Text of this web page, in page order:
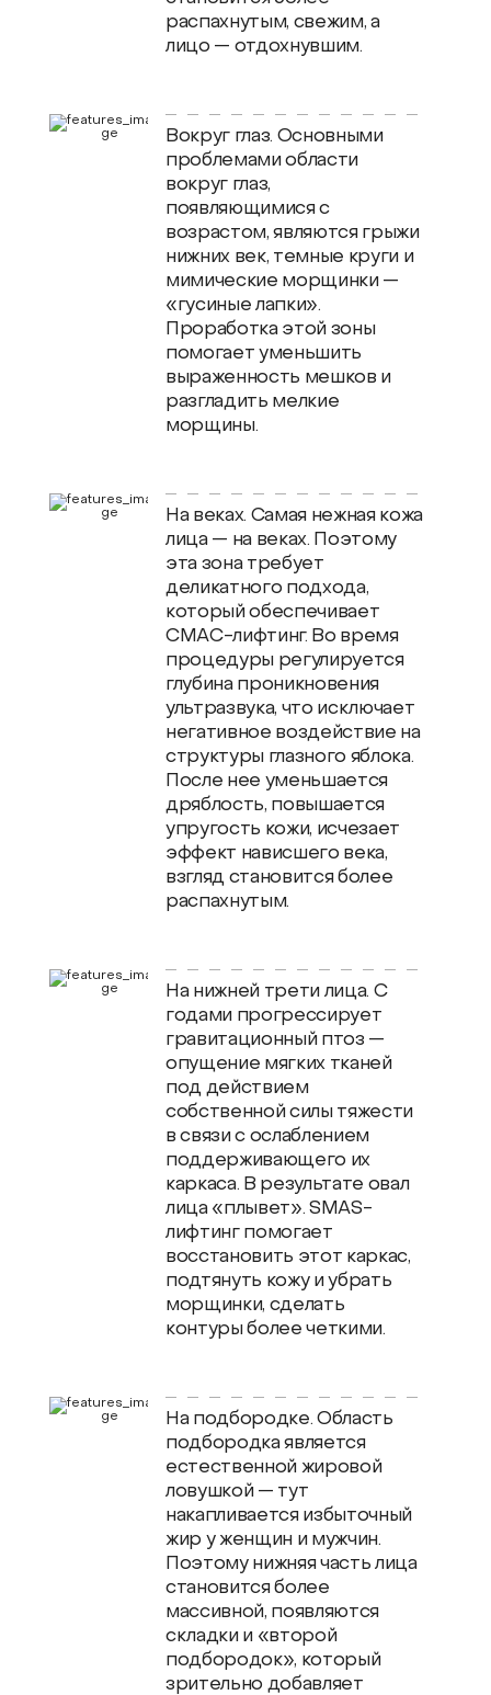
распахнутым, свежим, а
лицо — отдохнувшим.
Вокруг глаз. Основными
проблемами области
вокруг глаз,
появляющимися с
возрастом, являются грыжи
нижних век, темные круги и
мимические морщинки —
«гусиные лапки».
Проработка этой зоны
помогает уменьшить
выраженность мешков и
разгладить мелкие
морщины.
На веках. Самая нежная кожа
лица — на веках. Поэтому
эта зона требует
деликатного подхода,
который обеспечивает
СМАС-лифтинг. Во время
процедуры регулируется
глубина проникновения
ультразвука, что исключает
негативное воздействие на
структуры глазного яблока.
После нее уменьшается
дряблость, повышается
упругость кожи, исчезает
эффект нависшего века,
взгляд становится более
распахнутым.
На нижней трети лица. С
годами прогрессирует
гравитационный птоз —
опущение мягких тканей
под действием
собственной силы тяжести
в связи с ослаблением
поддерживающего их
каркаса. В результате овал
лица «плывет». SMAS-
лифтинг помогает
восстановить этот каркас,
подтянуть кожу и убрать
морщинки, сделать
контуры более четкими.
На подбородке. Область
подбородка является
естественной жировой
ловушкой — тут
накапливается избыточный
жир у женщин и мужчин.
Поэтому нижняя часть лица
становится более
массивной, появляются
складки и «второй
подбородок», который
зрительно добавляет